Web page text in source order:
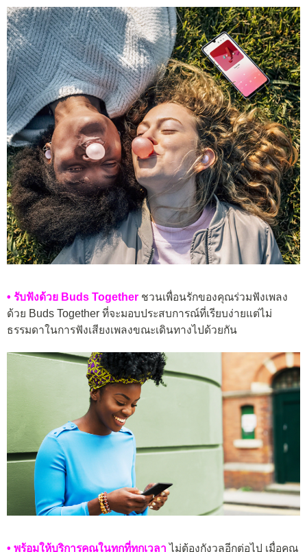
• รับฟังด้วย Buds Together ชวนเพื่อนรักของคุณร่วมฟังเพลง
ด้วย Buds Together ที่จะมอบประสบการณ์ที่เรียบง่ายแต่ไม่
ธรรมดาในการฟังเสียงเพลงขณะเดินทางไปด้วยกัน
• พร้อมให้บริการคุณในทุกที่ทุกเวลา ไม่ต้องกังวลอีกต่อไป เมื่อคุณ